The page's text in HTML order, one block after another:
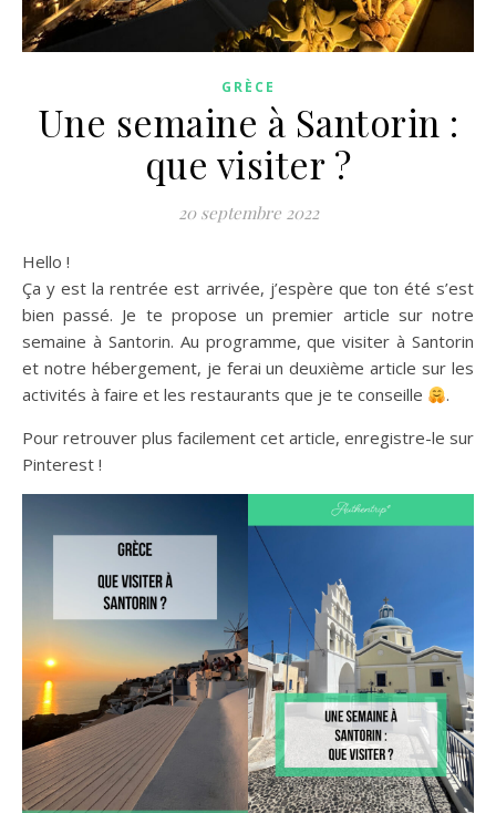
GRÈCE
Une semaine à Santorin :
que visiter ?
20 septembre 2022
Hello !
Ça y est la rentrée est arrivée, j’espère que ton été s’est
bien passé. Je te propose un premier article sur notre
semaine à Santorin. Au programme, que visiter à Santorin
et notre hébergement, je ferai un deuxième article sur les
activités à faire et les restaurants que je te conseille
.
Pour retrouver plus facilement cet article, enregistre-le sur
Pinterest !